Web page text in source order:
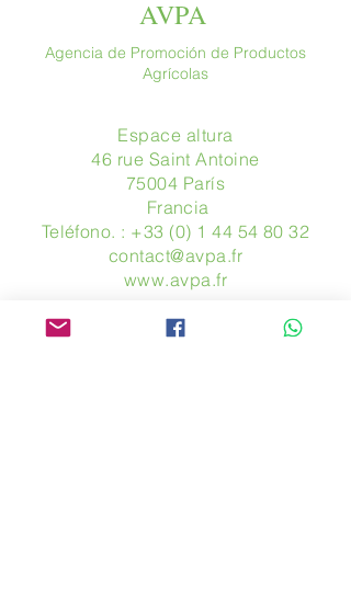
AVPA
Agencia de Promoción de Productos
Agrícolas
Espace altura
46 rue Saint Antoine
75004 París
​ Francia
Teléfono. : +33 (0) 1 44 54 80 32
contact@avpa.fr
www.avpa.fr